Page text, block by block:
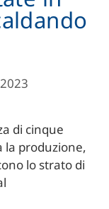
di cinque
la produzione,
lo strato di